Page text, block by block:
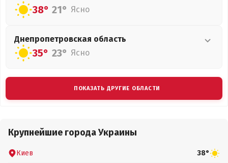
38° 21° Ясно
Днепропетровская область
35° 23° Ясно
ПОКАЗАТЬ ДРУГИЕ ОБЛАСТИ
Крупнейшие города Украины
Киев 38°